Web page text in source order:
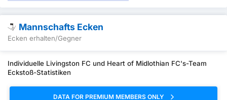
Mannschafts Ecken
Ecken erhalten/Gegner
Individuelle Livingston FC und Heart of Midlothian FC's-Team
Eckstoß-Statistiken
DATA FOR PREMIUM MEMBERS ONLY